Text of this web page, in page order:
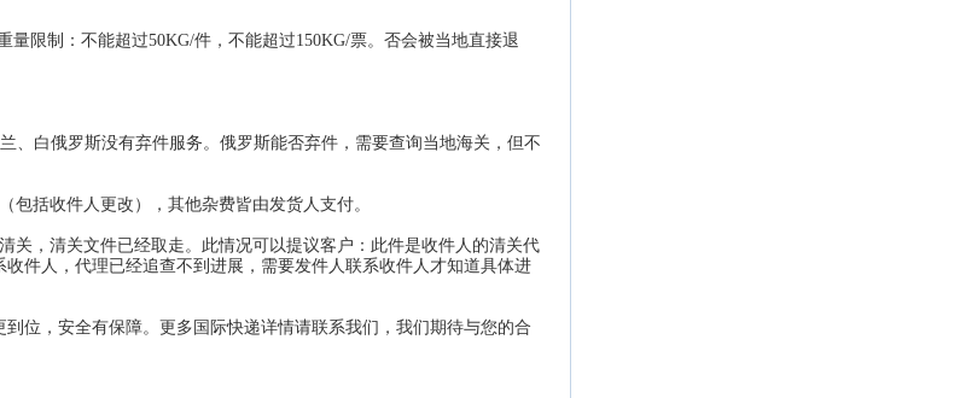
限制：不能超过50KG/件，不能超过150KG/票。否会被当地直接退
、白俄罗斯没有弃件服务。俄罗斯能否弃件，需要查询当地海关，但不
括收件人更改），其他杂费皆由发货人支付。
关，清关文件已经取走。此情况可以提议客户：此件是收件人的清关代
件人，代理已经追查不到进展，需要发件人联系收件人才知道具体进
位，安全有保障。更多国际快递详情请联系我们，我们期待与您的合